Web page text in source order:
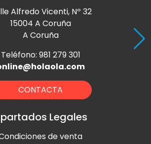
Alfredo Vicenti, Nº 32
15004 A Coruña
A Coruña
Teléfono: 981 279 301
CONTACTA
Legales
de venta